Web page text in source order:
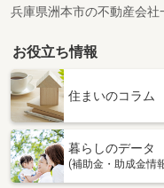
兵庫県洲本市の不動産会社
お役立ち情報
住まいのコラム
暮らしのデータ
(補助金・助成金情